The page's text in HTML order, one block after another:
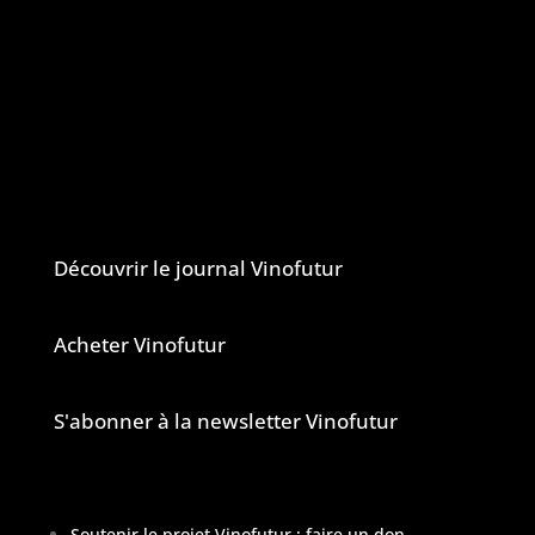
Découvrir le journal Vinofutur
Acheter Vinofutur
S'abonner à la newsletter Vinofutur